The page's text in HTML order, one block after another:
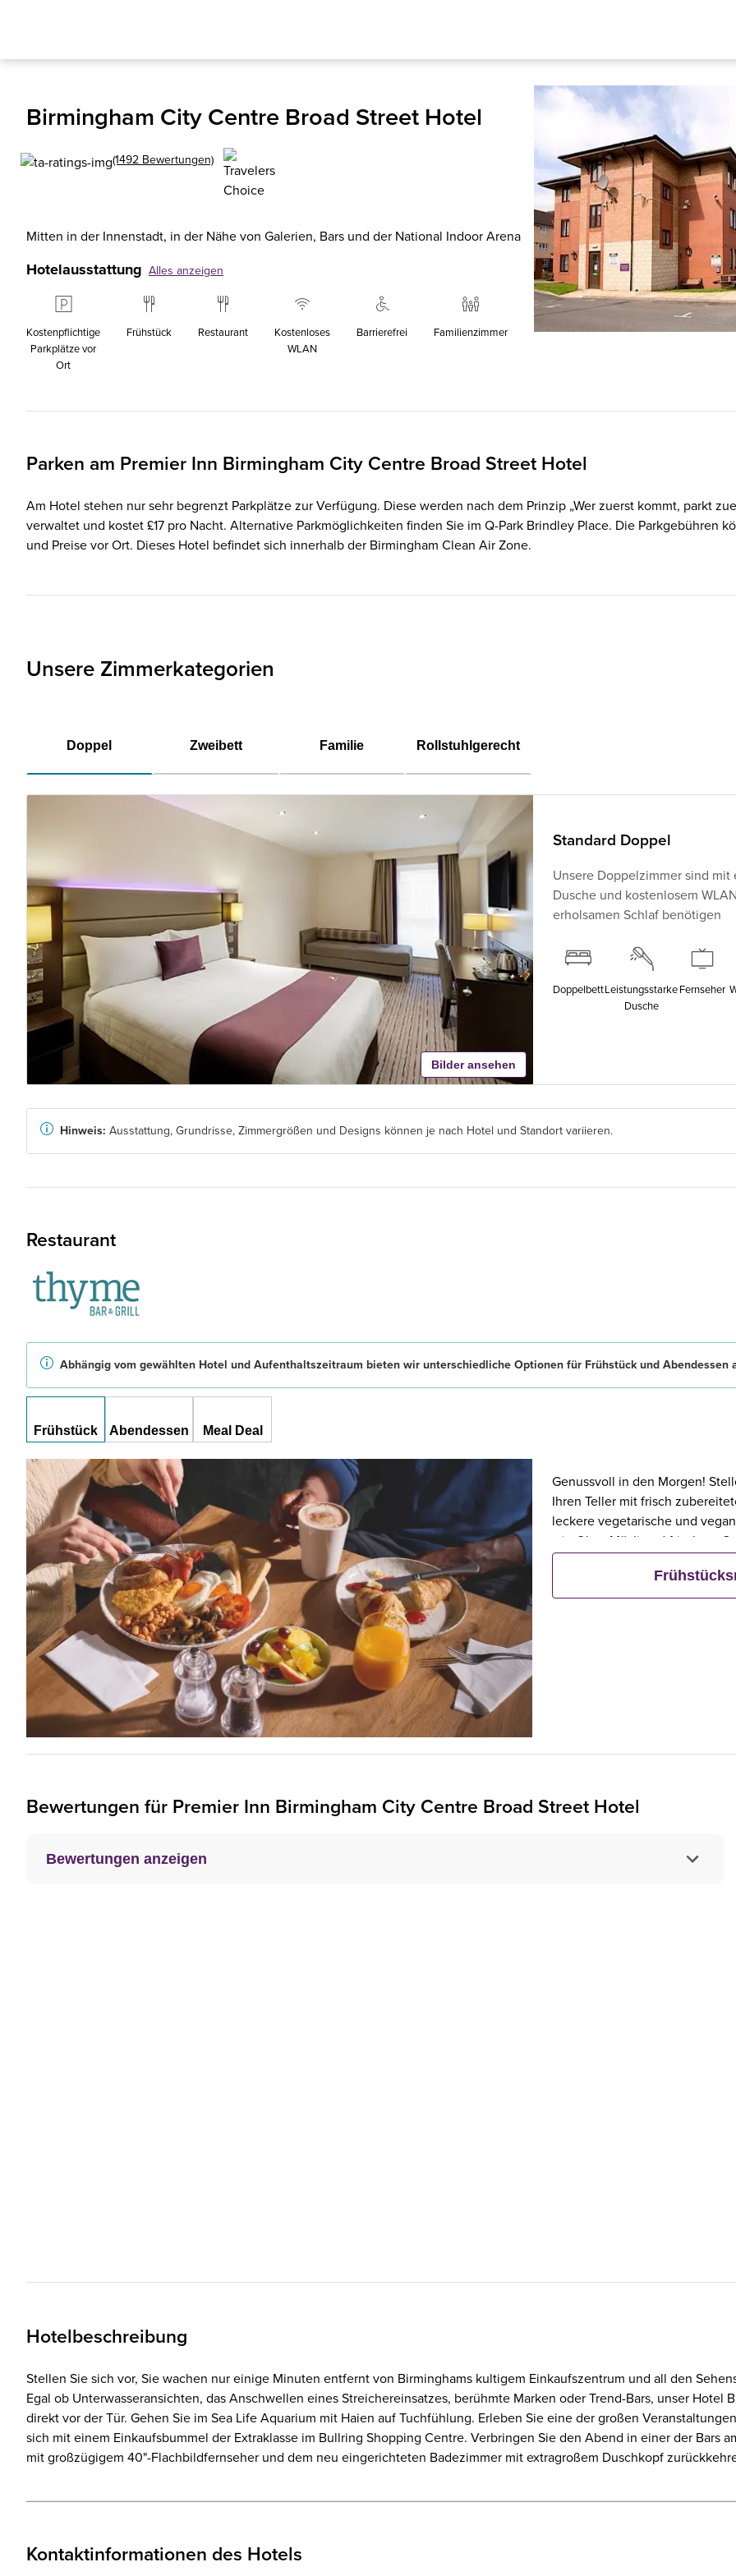
Birmingham City Centre Broad Street Hotel
(1492 Bewertungen)
Mitten in der Innenstadt, in der Nähe von Galerien, Bars und der National Indoor Arena
Hotelausstattung Alles anzeigen
Kostenpflichtige
Parkplätze vor
Ort
Frühstück Restaurant
Kostenloses
WLAN
Barrierefrei Familienzimmer
Parken am Premier Inn Birmingham City Centre Broad Street Hotel
Am Hotel stehen nur sehr begrenzt Parkplätze zur Verfügung. Diese werden nach dem Prinzip „Wer zuerst kommt, parkt
verwaltet und kostet £17 pro Nacht. Alternative Parkmöglichkeiten finden Sie im Q-Park Brindley Place. Die Parkgebühren
und Preise vor Ort. Dieses Hotel befindet sich innerhalb der Birmingham Clean Air Zone.
Unsere Zimmerkategorien
Doppel Zweibett Familie Rollstuhlgerecht
Bilder ansehen
Standard Doppel
Unsere Doppelzimmer sind
Dusche und kostenlosem
erholsamen Schlaf benötigen
DoppelbettLeistungsstarke
Dusche
Fernseher
Hinweis: Ausstattung, Grundrisse, Zimmergrößen und Designs können je nach Hotel und Standort variieren.
Restaurant
Abhängig vom gewählten Hotel und Aufenthaltszeitraum bieten wir unterschiedliche Optionen für Frühstück und Abendessen
Frühstück Abendessen Meal Deal
Genussvoll in den Morgen!
Ihren Teller mit frisch
leckere vegetarische und
wie Obst, Müsli und frischem
Frühstück bestellt, frühstücken
Bewertungen für Premier Inn Birmingham City Centre Broad Street Hotel
Bewertungen anzeigen
Hotelbeschreibung
Stellen Sie sich vor, Sie wachen nur einige Minuten entfernt von Birminghams kultigem Einkaufszentrum und all den
Egal ob Unterwasseransichten, das Anschwellen eines Streichereinsatzes, berühmte Marken oder Trend-Bars, unser
direkt vor der Tür. Gehen Sie im Sea Life Aquarium mit Haien auf Tuchfühlung. Erleben Sie eine der großen
sich mit einem Einkaufsbummel der Extraklasse im Bullring Shopping Centre. Verbringen Sie den Abend in einer der Bars
mit großzügigem 40"-Flachbildfernseher und dem neu eingerichteten Badezimmer mit extragroßem Duschkopf
Kontaktinformationen des Hotels